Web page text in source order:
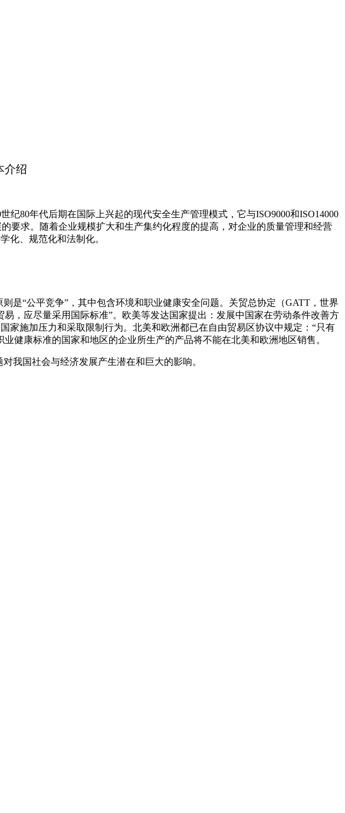
介绍
世纪80年代后期在国际上兴起的现代安全生产管理模式，它与ISO9000和ISO14000
要求。随着企业规模扩大和生产集约化程度的提高，对企业的质量管理和经营
化、规范化和法制化。
是“公平竞争”，其中包含环境和职业健康安全问题。关贸总协定（GATT，世界
，应尽量采用国际标准”。欧美等发达国家提出：发展中国家在劳动条件改善方
施加压力和采取限制行为。北美和欧洲都已在自由贸易区协议中规定：“只有
健康标准的国家和地区的企业所生产的产品将不能在北美和欧洲地区销售。
我国社会与经济发展产生潜在和巨大的影响。